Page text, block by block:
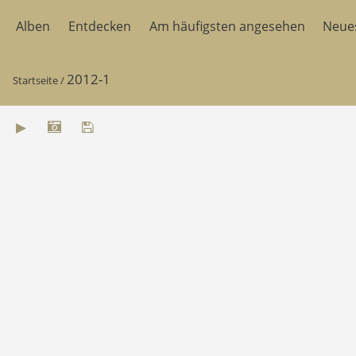
Alben Entdecken Am häufigsten angesehen
Startseite/2012-1